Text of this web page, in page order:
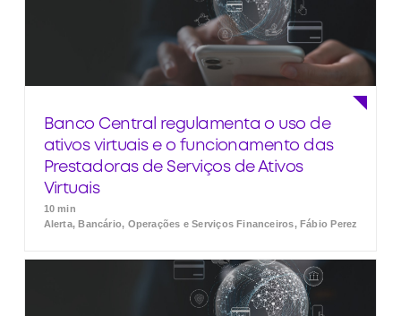
Banco Central regulamenta o uso de
ativos virtuais e o funcionamento das
Prestadoras de Serviços de Ativos
Virtuais
10 min
Alerta, Bancário, Operações e Serviços Financeiros, Fábio Perez